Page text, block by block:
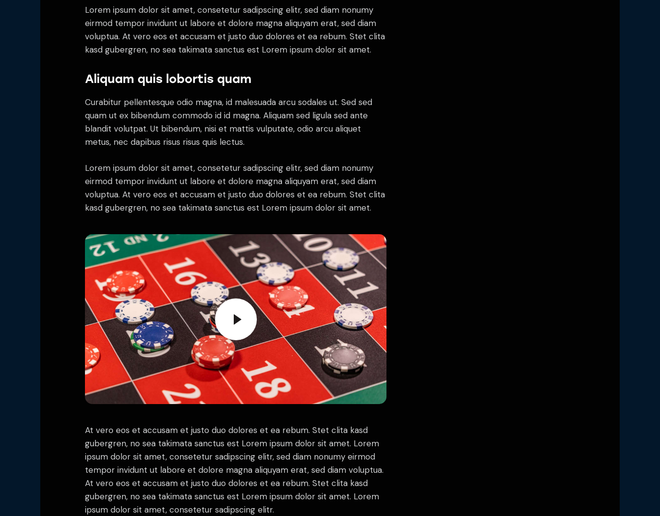
Lorem ipsum dolor sit amet, consetetur sadipscing elitr, sed diam nonumy
eirmod tempor invidunt ut labore et dolore magna aliquyam erat, sed diam
voluptua. At vero eos et accusam et justo duo dolores et ea rebum. Stet clita
kasd gubergren, no sea takimata sanctus est Lorem ipsum dolor sit amet.
Aliquam quis lobortis quam
Curabitur pellentesque odio magna, id malesuada arcu sodales ut. Sed sed
quam ut ex bibendum commodo id id magna. Aliquam sed ligula sed ante
blandit volutpat. Ut bibendum, nisi et mattis vulputate, odio arcu aliquet
metus, nec dapibus risus risus quis lectus.
Lorem ipsum dolor sit amet, consetetur sadipscing elitr, sed diam nonumy
eirmod tempor invidunt ut labore et dolore magna aliquyam erat, sed diam
voluptua. At vero eos et accusam et justo duo dolores et ea rebum. Stet clita
kasd gubergren, no sea takimata sanctus est Lorem ipsum dolor sit amet.
At vero eos et accusam et justo duo dolores et ea rebum. Stet clita kasd
gubergren, no sea takimata sanctus est Lorem ipsum dolor sit amet. Lorem
ipsum dolor sit amet, consetetur sadipscing elitr, sed diam nonumy eirmod
tempor invidunt ut labore et dolore magna aliquyam erat, sed diam voluptua.
At vero eos et accusam et justo duo dolores et ea rebum. Stet clita kasd
gubergren, no sea takimata sanctus est Lorem ipsum dolor sit amet. Lorem
ipsum dolor sit amet, consetetur sadipscing elitr.